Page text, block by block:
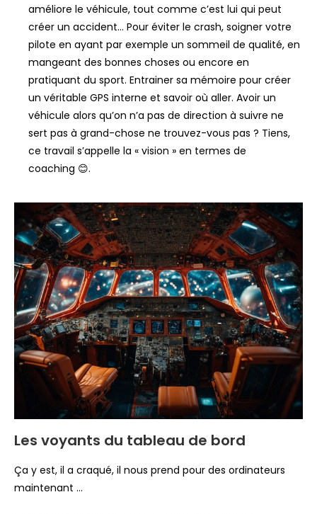
améliore le véhicule, tout comme c’est lui qui peut
créer un accident… Pour éviter le crash, soigner votre
pilote en ayant par exemple un sommeil de qualité, en
mangeant des bonnes choses ou encore en
pratiquant du sport. Entrainer sa mémoire pour créer
un véritable GPS interne et savoir où aller. Avoir un
véhicule alors qu’on n’a pas de direction à suivre ne
sert pas à grand-chose ne trouvez-vous pas ? Tiens,
ce travail s’appelle la « vision » en termes de
coaching 😊.
Les voyants du tableau de bord
Ça y est, il a craqué, il nous prend pour des ordinateurs
maintenant …